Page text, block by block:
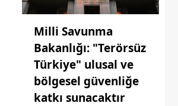
Milli Savunma
Bakanlığı: "Terörsüz
Türkiye" ulusal ve
bölgesel güvenliğe
katkı sunacaktır